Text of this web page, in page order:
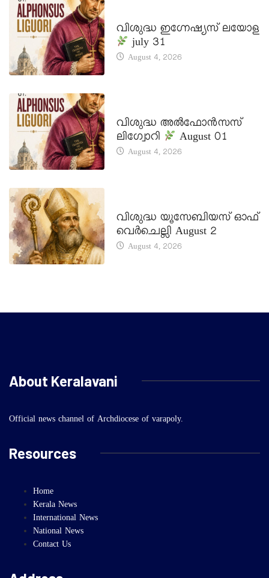
വിശുദ്ധ ഇഗ്നേഷ്യസ് ലയോള
july 31
August 4, 2026
വിശുദ്ധ അൽഫോൻസസ്
ലിഗ്വോറി
August 01
August 4, 2026
വിശുദ്ധ യൂസേബിയസ് ഓഫ്
വെർചെല്ലി August 2
August 4, 2026
About Keralavani
Official news channel of Archdiocese of varapoly.
Resources
Home
Kerala News
International News
National News
Contact Us